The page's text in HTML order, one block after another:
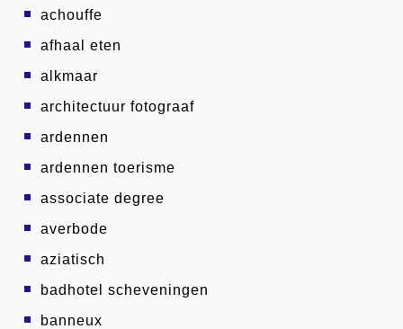
achouffe
afhaal eten
alkmaar
architectuur fotograaf
ardennen
ardennen toerisme
associate degree
averbode
aziatisch
badhotel scheveningen
banneux